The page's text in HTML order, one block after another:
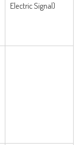
Electric Signal)